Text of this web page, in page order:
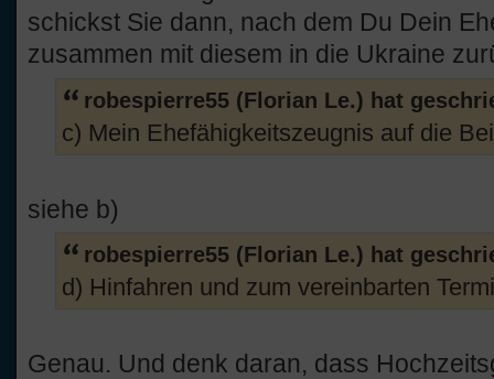
schickst Sie dann, nach dem Du Dein
zusammen mit diesem in die Ukraine
robespierre55 (Florian Le.) hat
c) Mein Ehefähigkeitszeugnis auf die
siehe b)
robespierre55 (Florian Le.) hat
d) Hinfahren und zum vereinbarten
Genau. Und denk daran, dass